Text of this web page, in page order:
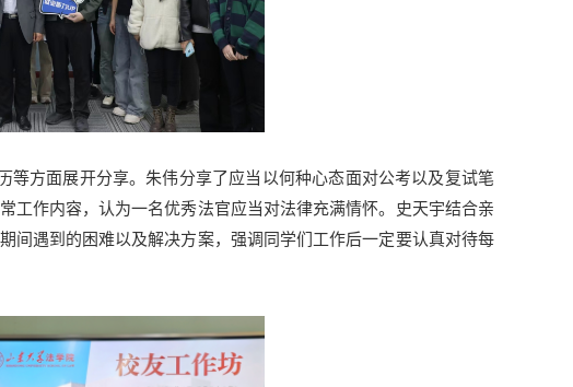
等方面展开分享。朱伟分享了应当以何种心态面对公考以及复试笔
工作内容，认为一名优秀法官应当对法律充满情怀。史天宇结合亲
间遇到的困难以及解决方案，强调同学们工作后一定要认真对待每